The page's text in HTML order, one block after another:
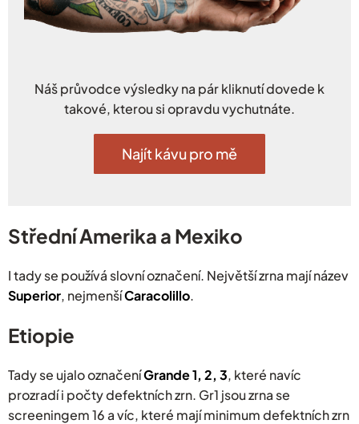
Náš průvodce výsledky na pár kliknutí dovede k
takové, kterou si opravdu vychutnáte.
Najít kávu pro mě
Střední Amerika a Mexiko
I tady se používá slovní označení. Největší zrna mají název
Superior, nejmenšíCaracolillo.
Etiopie
Tady se ujalo označeníGrande 1, 2, 3, které navíc
prozradí i počty defektních zrn. Gr1 jsou zrna se
screeningem 16 a víc, které mají minimum defektních zrn